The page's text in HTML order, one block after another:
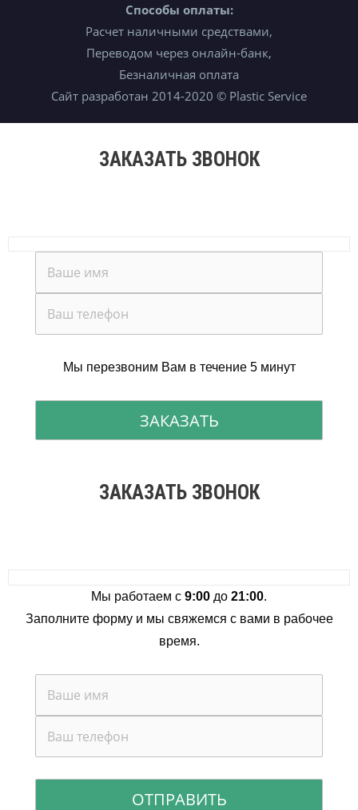
Способы оплаты:
Расчет наличными средствами,
Переводом через онлайн-банк,
Безналичная оплата
Сайт разработан 2014-2020 © Plastic Service
ЗАКАЗАТЬ ЗВОНОК
Мы перезвоним Вам в течение 5 минут
ЗАКАЗАТЬ ЗВОНОК
Мы работаем с 9:00 до 21:00.
Заполните форму и мы свяжемся с вами в рабочее
время.